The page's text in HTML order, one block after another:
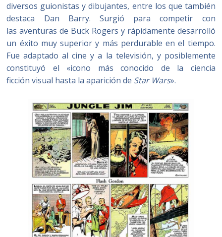
diversos guionistas y dibujantes, entre los que también
destaca Dan Barry. Surgió para competir con
las aventuras de Buck Rogers y rápidamente desarrolló
un éxito muy superior y más perdurable en el tiempo.​
Fue adaptado al cine y a la televisión, y posiblemente
constituyó el «icono más conocido de la ciencia
ficción visual hasta la aparición de Star Wars».